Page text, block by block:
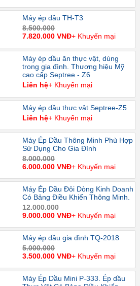
Máy ép dầu TH-T3
8.500.000
7.820.000 VNĐ+ Khuyến mại
Máy ép dầu ăn thực vật, dùng
trong gia đình. Thương hiệu Mỹ
cao cấp Septree - Z6
Liên hệ+ Khuyến mại
Máy ép dầu thực vật Septree-Z5
Liên hệ+ Khuyến mại
Máy Ép Dầu Thông Minh Phù Hợp
Sử Dụng Cho Gia Đình
8.000.000
6.000.000 VNĐ+ Khuyến mại
Máy Ép Dầu Đôi Dòng Kinh Doanh
Có Bảng Điều Khiển Thông Minh.
12.000.000
9.000.000 VNĐ+ Khuyến mại
Máy ép dầu gia đình TQ-2018
5.000.000
3.500.000 VNĐ+ Khuyến mại
Máy Ép Dầu Mini P-333. Ép dầu